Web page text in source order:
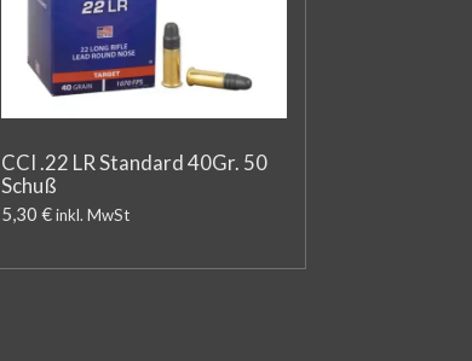
CCI .22 LR Standard 40Gr. 50
Schuß
5,30 € inkl. MwSt